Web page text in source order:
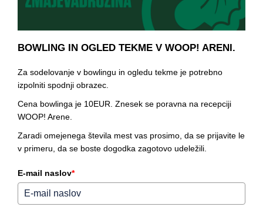
BOWLING IN OGLED TEKME V WOOP! ARENI.
Za sodelovanje v bowlingu in ogledu tekme je potrebno
izpolniti spodnji obrazec.
Cena bowlinga je 10EUR. Znesek se poravna na recepciji
WOOP! Arene.
Zaradi omejenega števila mest vas prosimo, da se prijavite le
v primeru, da se boste dogodka zagotovo udeležili.
E-mail naslov*